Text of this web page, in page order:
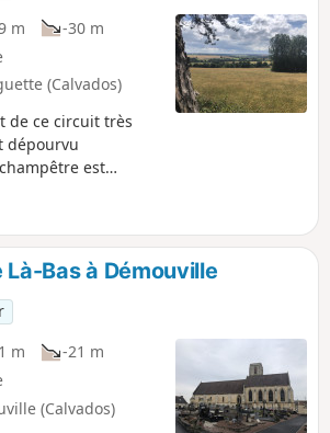
m
-30 m
(Calvados)
de ce circuit très
dépourvu
est
Amis de
vous serez
demeures et
vous serez
Là-Bas à Démouville
m
-21 m
(Calvados)